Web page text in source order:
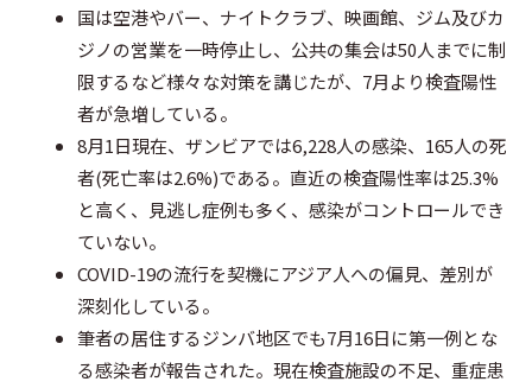
k
e
国は空港やバー、ナイトクラブ、映画館、ジム及びカ
ジノの営業を一時停止し、公共の集会は50人までに制
限するなど様々な対策を講じたが、7月より検査陽性
者が急増している。
8月1日現在、ザンビアでは6,228人の感染、165人の死
者(死亡率は2.6%)である。直近の検査陽性率は25.3%
と高く、見逃し症例も多く、感染がコントロールでき
ていない。
COVID-19の流行を契機にアジア人への偏見、差別が
深刻化している。
筆者の居住するジンバ地区でも7月16日に第一例とな
る感染者が報告された。現在検査施設の不足、重症患